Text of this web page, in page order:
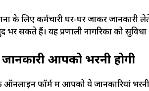
के लिए कर्मचारी घर-घर जाकर जानकारी
भर सकते हैं। यह प्रणाली नागरिकों को
आपको भरनी होगी
फॉर्म में आपको ये जानकारियां भरनी